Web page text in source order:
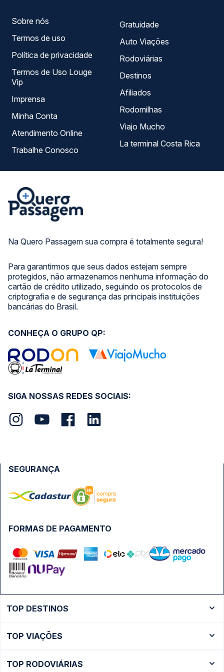
Na Quero Passagem sua compra é totalmente segura!
Para garantirmos que seus dados estejam sempre
protegidos, não armazenamos nenhuma informação do
cartão de crédito utilizado, seguindo os protocolos de
criptografia e de segurança das principais instituições
bancárias do Brasil.
Sobre nós
Termos de uso
Política de privacidade
Termos de Uso Louge
Vip
Imprensa
Minha Conta
Atendimento Online
Trabalhe Conosco
Gratuidade
Auto Viações
Rodoviárias
Destinos
Afiliados
Rodomilhas
Viajo Mucho
La terminal Costa Rica
SIGA NOSSAS REDES SOCIAIS:
CONHEÇA O GRUPO QP:
FORMAS DE PAGAMENTO
SEGURANÇA
TOP DESTINOS
Ônibus São Paulo
TOP VIAÇÕES
TOP RODOVIÁRIAS